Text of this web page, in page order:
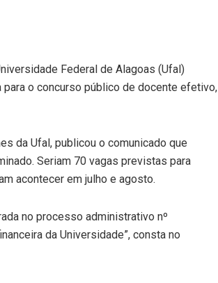
Federal de Alagoas (Ufal)
o concurso público de docente efetivo,
da Ufal, publicou o comunicado que
Seriam 70 vagas previstas para
acontecer em julho e agosto.
no processo administrativo nº
da Universidade”, consta no